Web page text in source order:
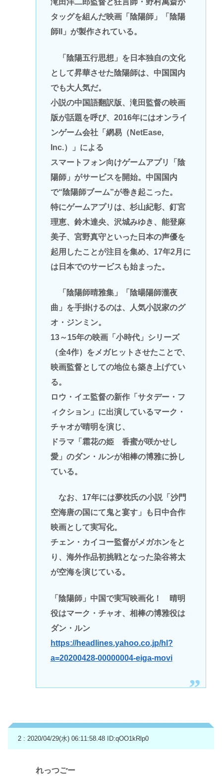
滝田洋二郎監督と狂言師・野村萬斎が
タッグを組んだ映画「陰陽師」「陰陽
師II」が製作されている。
「陰陽五行思想」を日本独自の文化
として昇華させた陰陽師は、中国国内
でも大人気だ。
小説の中国語翻訳版、滝田監督の映画
版が話題を呼び、2016年にはオンライ
ンゲーム会社「網易（NetEase,
Inc.）」による
スマートフォン向けゲームアプリ「陰
陽師」がサービスを開始。中国国内
で“陰陽師ブーム”が巻き起こった。
特にゲームアプリは、杉山紀彰、釘宮
理恵、鈴木達央、沢城みゆき、能登麻
美子、宮野真守といった日本の声優を
起用したことが注目を集め、17年2月に
は日本でのサービスも始まった。
「陰陽師晴雅集」「陰暘陽師瀧夜
曲」を手掛けるのは、人気小説家のグ
オ・ジンミン。
13～15年の映画「小時代」シリーズ
（全4作）をメガヒットさせたことで、
映画監督としての地位も築き上げてい
る。
ロウ・イエ監督の新作「サタデー・フ
ィクション」に出演しているマーク・
チャオが晴明を演じ、
ドラマ「霜花の姫 香蜜が咲かせし
愛」のダン・ルンが相棒の博雅に扮し
ている。
なお、17年には夢枕氏の小説「沙門
空海唐の国にて鬼と宴す」も日中合作
映画として実写化。
チェン・カイコー監督がメガホンをと
り、海外作品初挑戦となった染谷将太
が空海を演じている。
「陰陽師」中国で実写映画化！ 晴明
役はマーク・チャオ、相棒の博雅役は
ダン・ルン
https://headlines.yahoo.co.jp/hl?
a=20200428-00000004-eiga-movi
2 : 2020/04/29(水) 06:11:58.48 ID:qOO1kRlp0
れっつごー